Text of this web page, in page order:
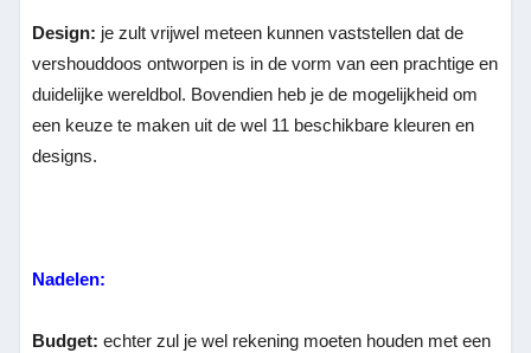
Design: je zult vrijwel meteen kunnen vaststellen dat de
vershouddoos ontworpen is in de vorm van een prachtige en
duidelijke wereldbol. Bovendien heb je de mogelijkheid om
een keuze te maken uit de wel 11 beschikbare kleuren en
designs.
Nadelen:
Budget: echter zul je wel rekening moeten houden met een